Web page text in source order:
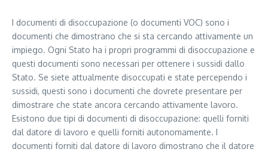
I documenti di disoccupazione (o documenti VOC) sono i
documenti che dimostrano che si sta cercando attivamente un
impiego. Ogni Stato ha i propri programmi di disoccupazione e
questi documenti sono necessari per ottenere i sussidi dallo
Stato. Se siete attualmente disoccupati e state percependo i
sussidi, questi sono i documenti che dovrete presentare per
dimostrare che state ancora cercando attivamente lavoro.
Esistono due tipi di documenti di disoccupazione: quelli forniti
dal datore di lavoro e quelli forniti autonomamente. I
documenti forniti dal datore di lavoro dimostrano che il datore